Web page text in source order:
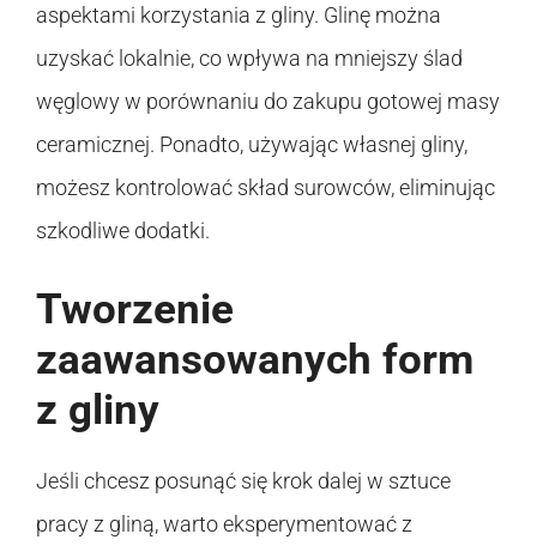
aspektami korzystania z gliny. Glinę można
uzyskać lokalnie, co wpływa na mniejszy ślad
węglowy w porównaniu do zakupu gotowej masy
ceramicznej. Ponadto, używając własnej gliny,
możesz kontrolować skład surowców, eliminując
szkodliwe dodatki.
Tworzenie
zaawansowanych form
z gliny
Jeśli chcesz posunąć się krok dalej w sztuce
pracy z gliną, warto eksperymentować z